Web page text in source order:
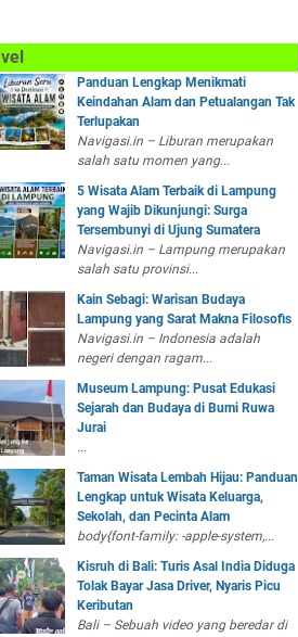
Panduan Lengkap Menikmati
Keindahan Alam dan Petualangan Tak
Terlupakan
Navigasi.in – Liburan merupakan
salah satu momen yang...
5 Wisata Alam Terbaik di Lampung
yang Wajib Dikunjungi: Surga
Tersembunyi di Ujung Sumatera
Navigasi.in – Lampung merupakan
salah satu provinsi...
Kain Sebagi: Warisan Budaya
Lampung yang Sarat Makna Filosofis
Navigasi.in – Indonesia adalah
negeri dengan ragam...
Museum Lampung: Pusat Edukasi
Sejarah dan Budaya di Bumi Ruwa
Jurai
...
Taman Wisata Lembah Hijau: Panduan
Lengkap untuk Wisata Keluarga,
Sekolah, dan Pecinta Alam
body{font-family: -apple-system,...
Kisruh di Bali: Turis Asal India Diduga
Tolak Bayar Jasa Driver, Nyaris Picu
Keributan
Bali – Sebuah video yang beredar di